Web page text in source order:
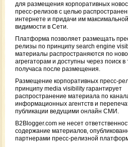
для размещения корпоративных
пресс-релизов с целью
интернете и придачи им максимальной
видимости в Сети.
Платформа позволяет размещать
релизы по принципу search engine
материалы распространяются по
агрегаторам и доступны через поиск в
получаса после размещения.
Размещение корпоративных пресс-
принципу media visibility гарантирует
распространение материала по
информационных агентств и
публикации ведущими онлайн СМИ.
B2Blogger.com не несет
содержание материалов,
партнерами пресс-релизной